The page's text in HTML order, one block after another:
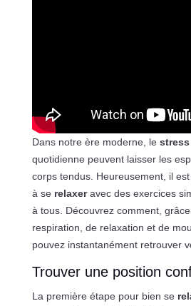
Dans notre ère moderne, le stress
quotidienne peuvent laisser les
corps tendus. Heureusement, il
à se relaxeravec des exercices
à tous. Découvrez comment,
respiration, de relaxation et de
pouvez instantanément retrouver
Trouver une position
La première étape pour bien se